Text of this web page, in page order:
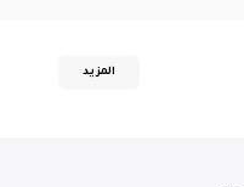
المزيد